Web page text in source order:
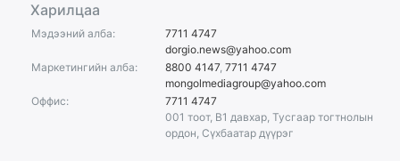
АИ-92 шатахууны нийлүүлэлт
тасралтгүй үргэлжилж байна
2026/08/06
Харилцаа
Мэдээний алба:
7711 4747
dorgio.news@yahoo.com
Маркетингийн алба:
8800 4147, 7711 4747
mongolmediagroup@yahoo.com
Оффис:
7711 4747
001 тоот, B1 давхар, Тусгаар тогтнолын
ордон, Сүхбаатар дүүрэг